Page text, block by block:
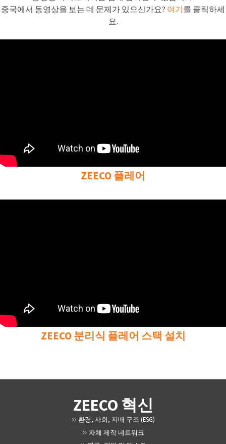
중국에서 동영상을 보는 데 문제가 있으신가요? 여기를 클릭하세
요.
ZEECO 플레어
ZEECO 분리식 플레어 스택 설치
ZEECO 혁신
환경, 사회, 지배 구조 (ESG)
자체 제작 네트워크